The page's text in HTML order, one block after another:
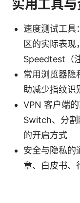
实用工具
速度测试工具
区的实际表现
Speedtest（
常用浏览器隐
助减少指纹识
VPN 客户端
Switch、分割
的开启方式
安全与隐私的
章、白皮书、